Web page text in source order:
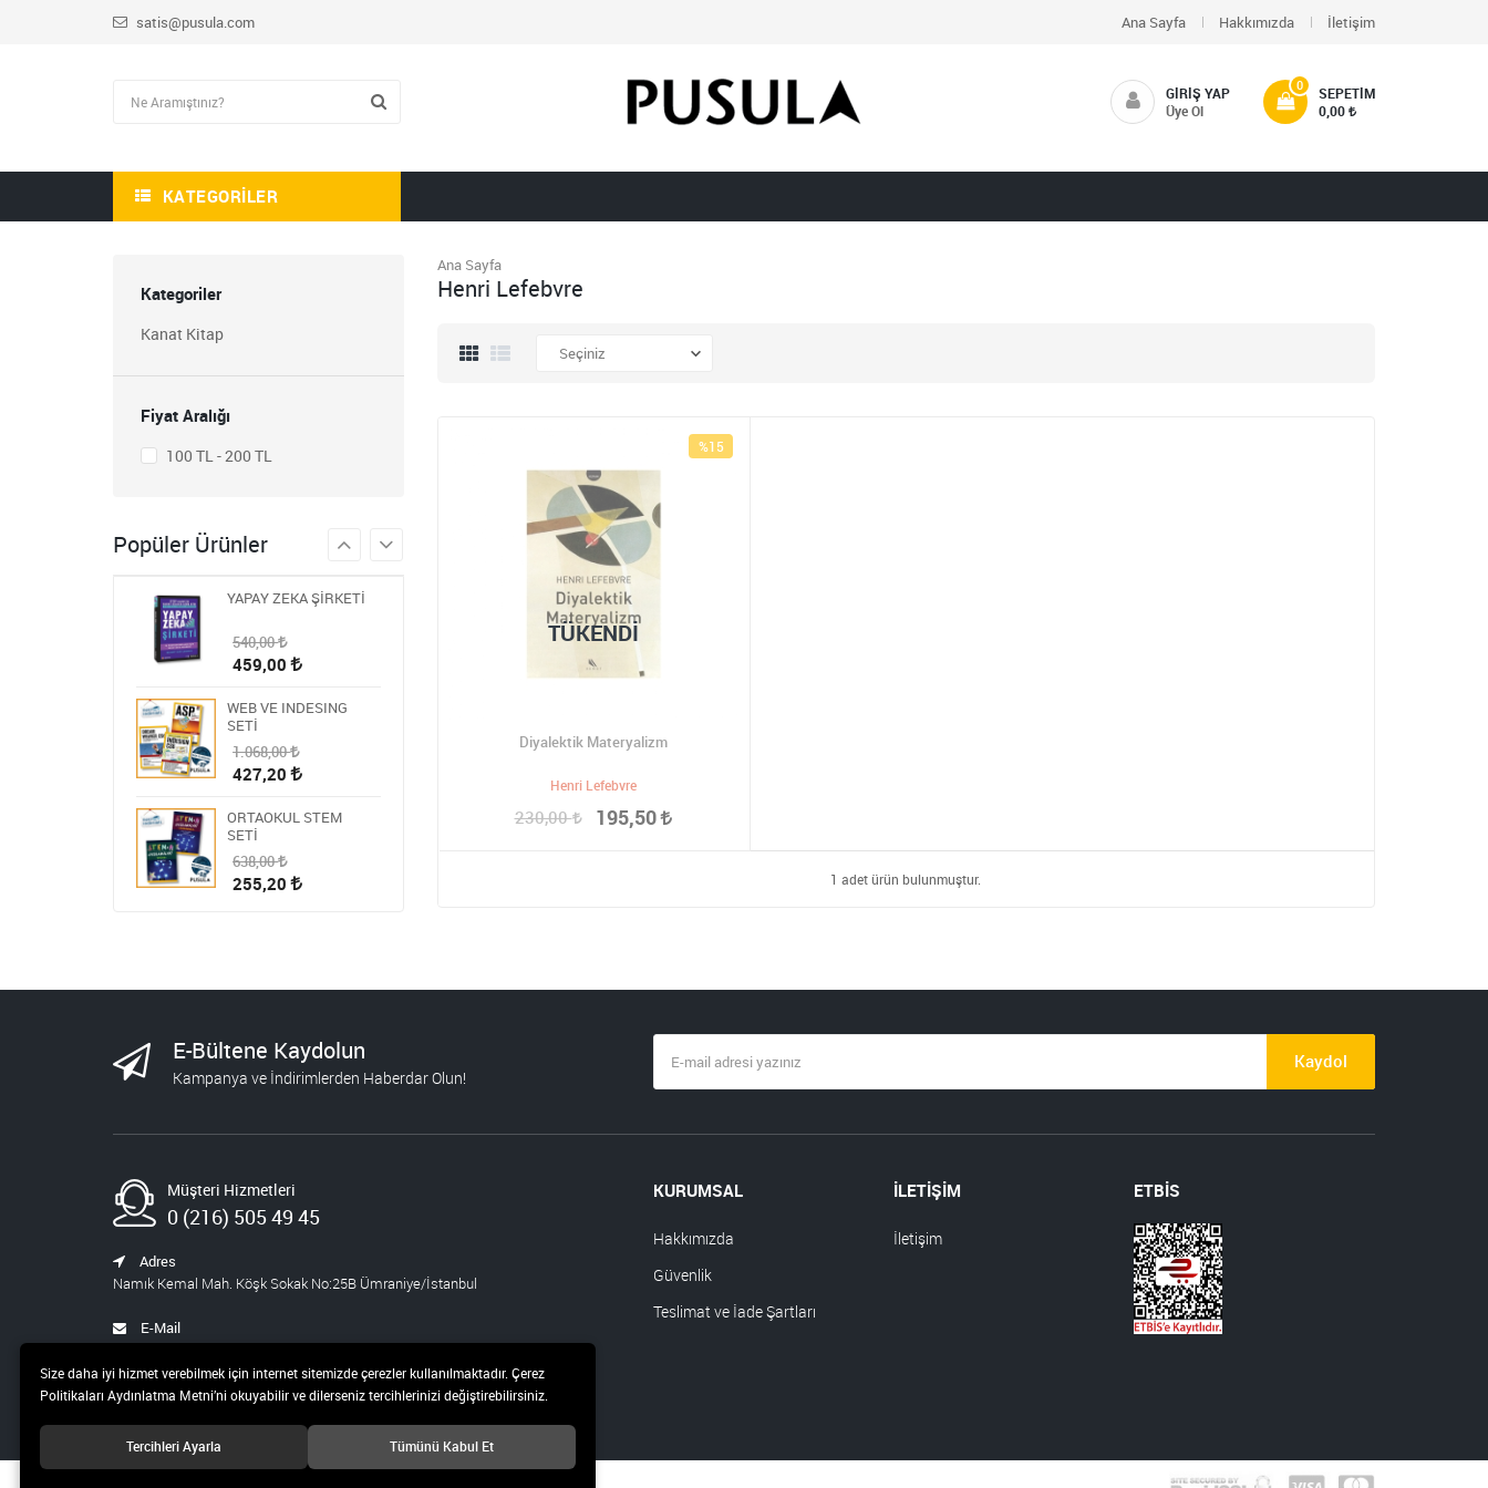
satis@pusula.com Ana Sayfa Hakkımızda İletişim
SEPETIM
0
0,00
GIRIŞ YAP
Üye Ol
KATEGORILER
Kategoriler
Kanat Kitap
Fiyat Aralığı
100 TL - 200 TL
Popüler Ürünler
STEM ÖĞRETMEN
986,00
394,40
YAPAY ZEKA ŞİRKETİ
540,00
459,00
WEB VE INDESING
SETİ
1.068,00
427,20
ORTAOKUL STEM
SETİ
638,00
255,20
723,60
SETİ
1.430,00
986,00
394,40
WEB VE INDESING
SETİ
1.068,00
427,20
ORTAOKUL STEM
Ana Sayfa
Henri Lefebvre
Diyalektik Materyalizm
Henri Lefebvre
230,00 195,50
%15
TÜKENDI
1 adet ürün bulunmuştur.
E-Bültene Kaydolun
Kampanya ve İndirimlerden Haberdar Olun!
Kaydol
Müşteri Hizmetleri
0 (216) 505 49 45
Adres
Namık Kemal Mah. Köşk Sokak No:25B Ümraniye/İstanbul
E-Mail
satis@pusula.com
KURUMSAL
Hakkımızda
Güvenlik
Teslimat ve İade Şartları
İLETİŞİM
İletişim
ETBİS
Size daha iyi hizmet verebilmek için internet sitemizde çerezler kullanılmaktadır. Çerez
Politikaları Aydınlatma Metni’ni okuyabilir ve dilerseniz tercihlerinizi değiştirebilirsiniz.
Tercihleri Ayarla Tümünü Kabul Et